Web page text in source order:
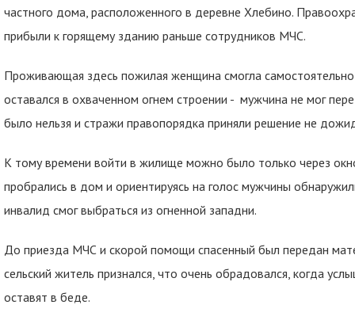
частного дома, расположенного в деревне Хлебино.
прибыли к горящему зданию раньше сотрудников МЧС.
Проживающая здесь пожилая женщина смогла
оставался в охваченном огнем строении - мужчина не мог
было нельзя и стражи правопорядка приняли решение не
К тому времени войти в жилище можно было только через
пробрались в дом и ориентируясь на голос мужчины
инвалид смог выбраться из огненной западни.
До приезда МЧС и скорой помощи спасенный был передан
сельский житель признался, что очень обрадовался, когда
оставят в беде.